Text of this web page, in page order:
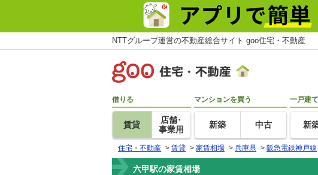
NTTグループ運営の不動産総合サイト goo住宅・不動産
借りる
賃貸
店舗･
事業用
マンションを買う
新築 中古
一戸建
新
住宅・不動産 > 賃貸 > 家賃相場 > 兵庫県 > 阪急電鉄神戸線
六甲駅の家賃相場